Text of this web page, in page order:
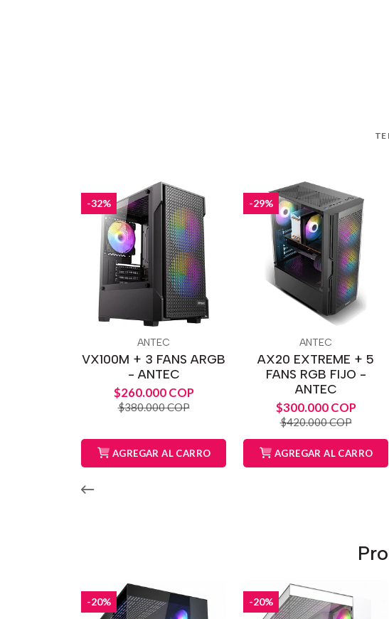
TE
-32%
ANTEC
VX100M + 3 FANS ARGB
- ANTEC
$260.000 COP
$380.000 COP
AGREGAR AL CARRO
-29%
ANTEC
AX20 EXTREME + 5
FANS RGB FIJO -
ANTEC
$300.000 COP
$420.000 COP
AGREGAR AL CARRO
-20% -20%